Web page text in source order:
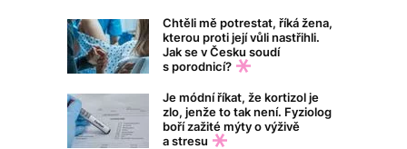
Chtěli mě potrestat, říká žena,
kterou proti její vůli nastřihli.
Jak se v Česku soudí
s porodnicí?
Je módní říkat, že kortizol je
zlo, jenže to tak není. Fyziolog
boří zažité mýty o výživě
a stresu